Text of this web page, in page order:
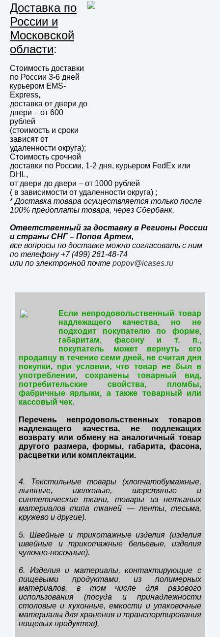
Доставка по
России и
Московской
области:
Стоимость доставки
по России 3-6 дней
курьером EMS-
Express,
доставка от двери до
двери – от 600
рублей
(стоимость и сроки
зависят от
удаленности округа);
Стоимость срочной
доставки по России, 1-2 дня, курьером FedEx или
DHL,
от двери до двери – от 1000 рублей
( в зависимости от удаленности округа) ;
*Доставка товара осуществляется только после
100% предоплаты товара, через Сбербанк.
Ответственный за доставку в Регионы России
и страны СНГ – Попов Артем,
все вопросы по доставке можно согласовать с ним
по телефону +7 (499) 261-48-74
или по электронной почте popov@icases.ru
Если непродовольственный товар
надлежащего качества, но не
подходит покупателю по форме,
габаритам, фасону и т. п.,
покупатель может вернуть его
продавцу в течение семи дней, не считая дня
покупки, при условии, что товар не был в
употреблении, сохранены товарный вид,
потребительские свойства, пломбы,
фабричные ярлыки, а также товарный или
кассовый чек.
Перечень непродовольственных товаров
надлежащего качества, не подлежащих
возврату или обмену на аналогичный товар
другого размера, формы, габарита, фасона,
расцветки или комплектации.
4. Текстильные товары (хлопчатобумажные,
льняные, шелковые, шерстяные и
синтетические ткани, товары из нетканых
материалов типа тканей — ленты, тесьма,
кружево и другие).
5. Швейные и трикотажные изделия (изделия
швейные и трикотажные бельевые, изделия
чулочно-носочные).
6. Изделия и материалы, контактирующие с
пищевыми продуктами, из полимерных
материалов, в том числе для разового
использования (посуда и принадлежности
столовые и кухонные, емкости и упаковочные
материалы для хранения и транспортирования
пищевых продуктов).